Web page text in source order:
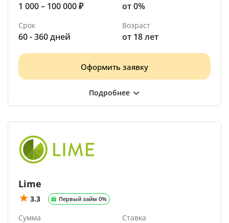
1 000 – 100 000 ₽ от 0%
Срок
60 - 360 дней
Возраст
от 18 лет
Оформить заявку
Lime
3.3 Первый займ 0%
Сумма Ставка